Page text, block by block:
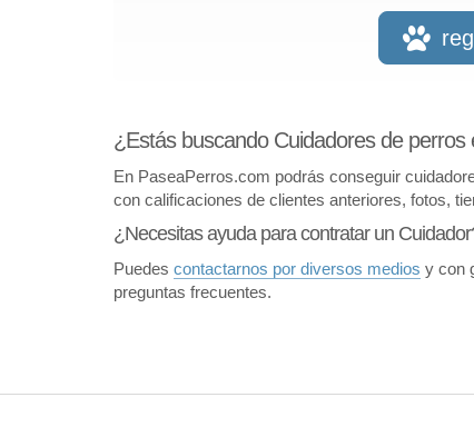
¿Estás buscando Cuidadores de
En PaseaPerros.com podrás conseguir
con calificaciones de clientes anteriores, fotos,
¿Necesitas ayuda para contratar un
Puedes contactarnos por diversos medios y con
preguntas frecuentes.